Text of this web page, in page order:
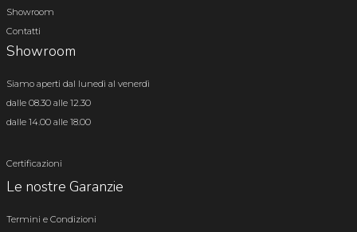
Showroom
Contatti
Showroom
Siamo aperti dal lunedì al venerdì
dalle 08.30 alle 12.30
dalle 14.00 alle 18.00
Certificazioni
Le nostre Garanzie
Termini e Condizioni